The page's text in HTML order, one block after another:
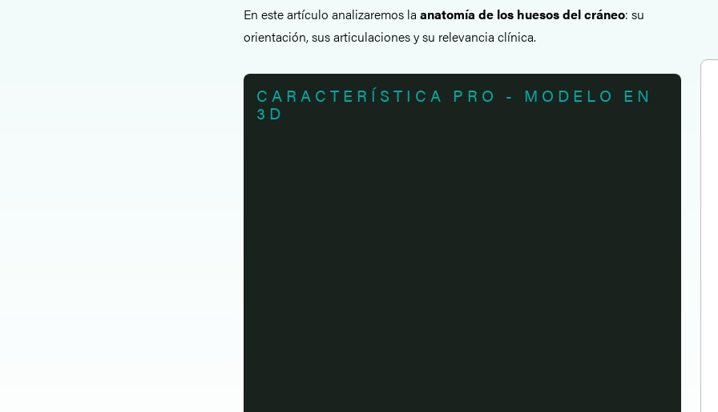
En este artículo analizaremos la anatomía de los huesos del cráneo: su
orientación, sus articulaciones y su relevancia clínica.
CARACTERÍSTICA PRO - MODELO EN
3D